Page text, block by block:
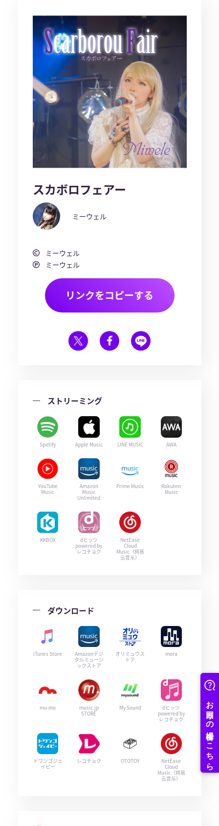
スカボロフェアー
ミーウェル
ミーウェル
ミーウェル
リンクをコピーする
ストリーミング
Spotify Apple Music LINE MUSIC AWA
YouTube
Music
Amazon
Music
Unlimited
Prime Music
Rakuten
Music
KKBOX
dヒッツ
powered by
レコチョク
NetEase
Cloud
Music（网易
云音乐）
ダウンロード
iTunes Store
Amazonデジ
タルミュージ
ックストア
オリミュウス
トア
mora
mu-mo
music.jp
STORE
My Sound
dヒッツ
powered by
レコチョク
ドワンゴジェ
イピー
レコチョク OTOTOY
NetEase
Cloud
Music（网易
云音乐）